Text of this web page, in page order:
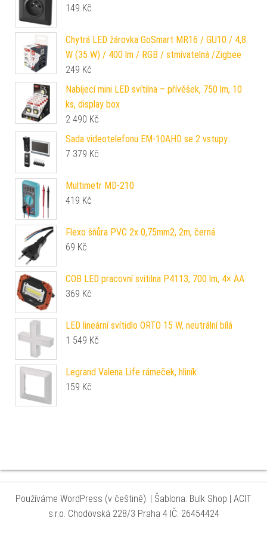
149 Kč
Chytrá LED žárovka GoSmart MR16 / GU10 / 4,8
W (35 W) / 400 lm / RGB / stmívatelná /Zigbee
249 Kč
Nabíjecí mini LED svítilna – přívěšek, 750 lm, 10
ks, display box
2 490 Kč
Sada videotelefonu EM-10AHD se 2 vstupy
7 379 Kč
Multimetr MD-210
419 Kč
Flexo šňůra PVC 2x 0,75mm2, 2m, černá
69 Kč
COB LED pracovní svítilna P4113, 700 lm, 4× AA
369 Kč
LED lineární svítidlo ORTO 15 W, neutrální bílá
1 549 Kč
Legrand Valena Life rámeček, hliník
159 Kč
Používáme WordPress (v češtině). | Šablona: Bulk Shop | ACIT
s.r.o. Chodovská 228/3 Praha 4 IČ: 26454424